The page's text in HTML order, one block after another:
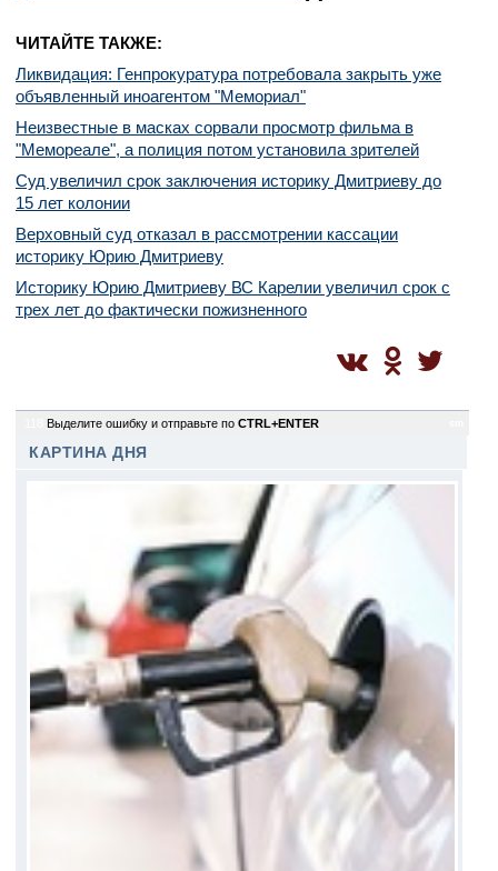
ЧИТАЙТЕ ТАКЖЕ:
Ликвидация: Генпрокуратура потребовала закрыть уже
объявленный иноагентом "Мемориал"
Неизвестные в масках сорвали просмотр фильма в
"Мемореале", а полиция потом установила зрителей
Суд увеличил срок заключения историку Дмитриеву до
15 лет колонии
Верховный суд отказал в рассмотрении кассации
историку Юрию Дмитриеву
Историку Юрию Дмитриеву ВС Карелии увеличил срок с
трех лет до фактически пожизненного
Выделите ошибку и отправьте по CTRL+ENTER
КАРТИНА ДНЯ